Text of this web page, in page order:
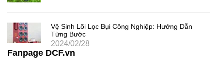
Vệ Sinh Lõi Lọc Bụi Công Nghiệp: Hướng Dẫn
Từng Bước
2024/02/28
Fanpage DCF.vn